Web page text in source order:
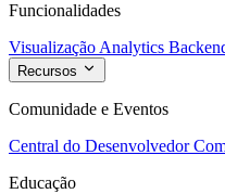
Funcionalidades
Visualização Analytics
Recursos
Comunidade e Eventos
Central do Desenvolvedor
Educação